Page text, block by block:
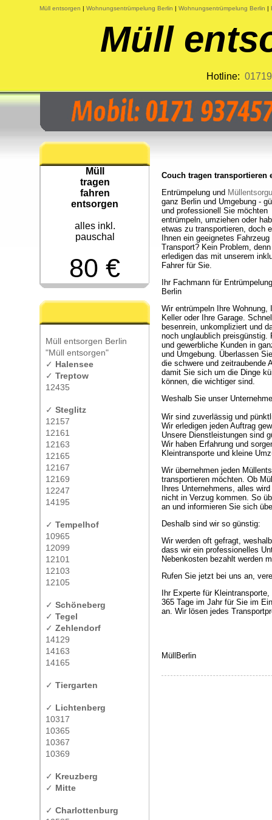
Müll entsorgen | Wohnungsentrümpelung Berlin | Wohnungsentrümpelung Berlin |
Müll
Hotline:
Müll
tragen
fahren
entsorgen
alles inkl.
pauschal
80 €
Müll entsorgen Berlin
"Müll entsorgen"
✓ Halensee
✓ Treptow
12435
✓ Steglitz
12157
12161
12163
12165
12167
12169
12247
14195
✓ Tempelhof
10965
12099
12101
12103
12105
✓ Schöneberg
✓ Tegel
✓ Zehlendorf
14129
14163
14165
✓ Tiergarten
✓ Lichtenberg
10317
10365
10367
10369
✓ Kreuzberg
✓ Mitte
✓ Charlottenburg
Couch tragen transportieren
Entrümpelung und
ganz Berlin und Umgebung -
und professionell Sie möchten
entrümpeln, umziehen oder
etwas zu transportieren, doch
Ihnen ein geeignetes
Transport? Kein Problem,
erledigen das mit unserem
Fahrer für Sie.
Ihr Fachmann für
Berlin
Wir entrümpeln Ihre Wohnung,
Keller oder Ihre Garage.
besenrein, unkompliziert und
noch unglaublich preisgünstig.
und gewerbliche Kunden in
und Umgebung. Überlassen
die schwere und zeitraubende
damit Sie sich um die Dinge
können, die wichtiger sind.
Weshalb Sie unser
Wir sind zuverlässig und
Wir erledigen jeden Auftrag
Unsere Dienstleistungen sind
Wir haben Erfahrung und
Kleintransporte und kleine
Wir übernehmen jeden
transportieren möchten. Ob
Ihres Unternehmens, alles
nicht in Verzug kommen. So
an und informieren Sie sich
Deshalb sind wir so günstig:
Wir werden oft gefragt,
dass wir ein professionelles
Nebenkosten bezahlt werden
Rufen Sie jetzt bei uns an,
Ihr Experte für
365 Tage im Jahr für Sie im
an. Wir lösen jedes
MüllBerlin